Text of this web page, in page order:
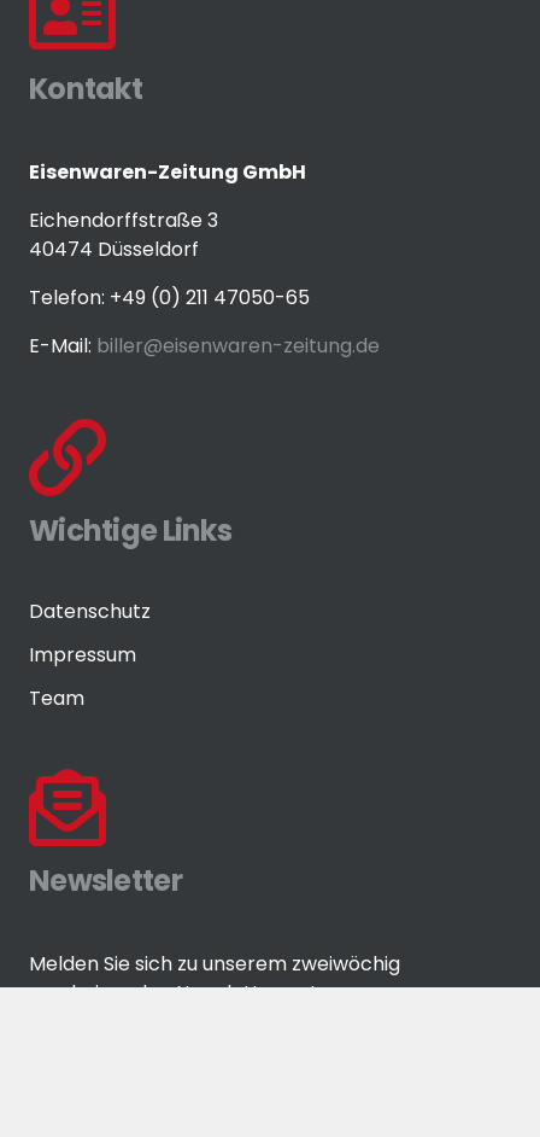
Kontakt
Eisenwaren-Zeitung GmbH
Eichendorffstraße 3
40474 Düsseldorf
Telefon: +49 (0) 211 47050-65
E-Mail: biller@eisenwaren-zeitung.de
Wichtige Links
Datenschutz
Impressum
Team
Newsletter
Melden Sie sich zu unserem zweiwöchig
erscheinenden Newsletter an!